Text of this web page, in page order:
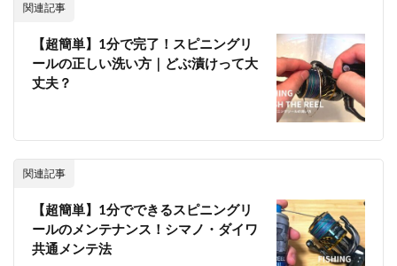
関連記事
【超簡単】1分で完了！スピニングリ
ールの正しい洗い方｜どぶ漬けって大
丈夫？
関連記事
【超簡単】1分でできるスピニングリ
ールのメンテナンス！シマノ・ダイワ
共通メンテ法